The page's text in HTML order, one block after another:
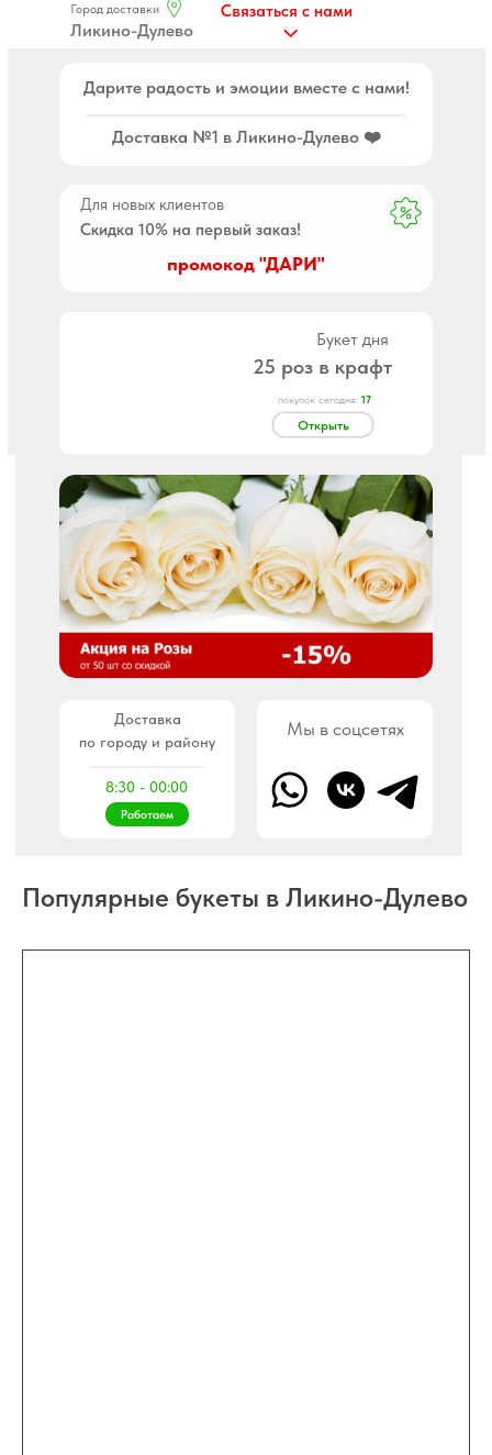
Город доставки
Ликино-Дулево
Связаться с нами
промокод "ДАРИ"
Букет дня
25 роз в крафт
Открыть
покупок сегодня: 17
Дарите радость и эмоции вместе с нами!
Доставка №1 в Ликино-Дулево ❤️
Для новых клиентов
Скидка 10% на первый заказ!
Работаем
Мы в соцсетях
Доставка
по городу и району
8:30 - 00:00
Доставка цветов по всей России
Популярные букеты в Ликино-Дулево